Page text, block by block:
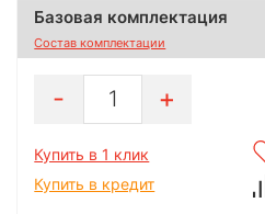
Базовая комплектация
Состав комплектации
1
Купить в 1 клик
Купить в кредит